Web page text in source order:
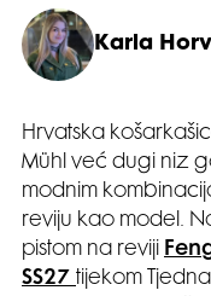
Karla
Hrvatska
Mühl već dugi niz
modnim
reviju kao model.
pistom na reviji
SS27 tijekom